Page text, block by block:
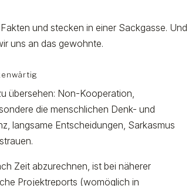
und stecken in einer Sackgasse. Und
uns an das gewohnte.
übersehen: Non-Kooperation,
die menschlichen Denk- und
langsame Entscheidungen, Sarkasmus
Zeit abzurechnen, ist bei näherer
Projektreports (womöglich in